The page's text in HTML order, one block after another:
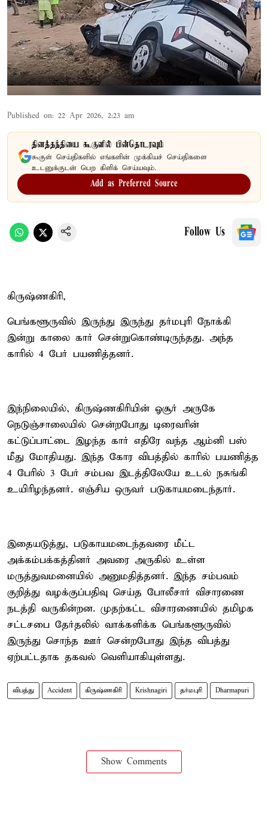
Published on: 22 Apr 2026, 2:23 am
தினத்தந்தியை கூகுளில் பின்தொடரவும்
கூகுள் செய்திகளில் எங்களின் முக்கியச் செய்திகளை
உடனுக்குடன் பெற கிளிக் செய்யவும்.
Add as Preferred Source
Follow Us
கிருஷ்ணகிரி,
பெங்களூருவில் இருந்து இருந்து தர்மபுரி நோக்கி
இன்று காலை கார் சென்றுகொண்டிருந்தது. அந்த
காரில் 4 பேர் பயணித்தனர்.
இந்நிலையில், கிருஷ்ணகிரியின் ஓசூர் அருகே
நெடுஞ்சாலையில் சென்றபோது டிரைவரின்
கட்டுப்பாட்டை இழந்த கார் எதிரே வந்த ஆம்னி பஸ்
மீது மோதியது. இந்த கோர விபத்தில் காரில் பயணித்த
4 பேரில் 3 பேர் சம்பவ இடத்திலேயே உடல் நசுங்கி
உயிரிழந்தனர். எஞ்சிய ஒருவர் படுகாயமடைந்தார்.
இதையடுத்து, படுகாயமடைந்தவரை மீட்ட
அக்கம்பக்கத்தினர் அவரை அருகில் உள்ள
மருத்துவமனையில் அனுமதித்தனர். இந்த சம்பவம்
குறித்து வழக்குப்பதிவு செய்த போலீசார் விசாரணை
நடத்தி வருகின்றன. முதற்கட்ட விசாரணையில் தமிழக
சட்டசபை தேர்தலில் வாக்களிக்க பெங்களூருவில்
இருந்து சொந்த ஊர் சென்றபோது இந்த விபத்து
ஏற்பட்டதாக தகவல் வெளியாகியுள்ளது.
விபத்து Accident கிருஷ்ணகிரி Krishnagiri தர்மபுரி Dharmapuri
Show Comments